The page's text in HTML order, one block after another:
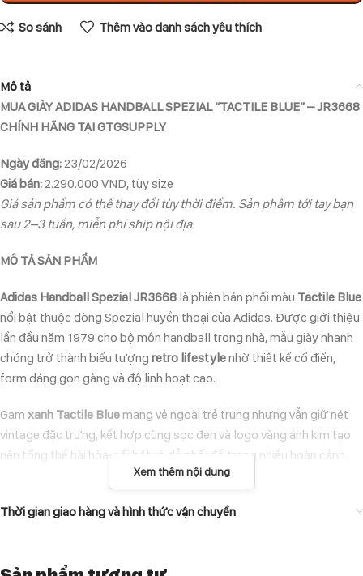
So sánh Thêm vào danh sách yêu thích
Mô tả
MUA GIÀY ADIDAS HANDBALL SPEZIAL “TACTILE BLUE” – JR3668
CHÍNH HÃNG TẠI GTGSUPPLY
Ngày đăng:23/02/2026
Giá bán:2.290.000 VND, tùy size
Giá sản phẩm có thể thay đổi tùy thời điểm. Sản phẩm tới tay bạn
sau 2–3 tuần, miễn phí ship nội địa.
MÔ TẢ SẢN PHẨM
Adidas Handball Spezial JR3668 là phiên bản phối màu Tactile Blue
nổi bật thuộc dòng Spezial huyền thoại của Adidas. Được giới thiệu
lần đầu năm 1979 cho bộ môn handball trong nhà, mẫu giày nhanh
chóng trở thành biểu tượng retro lifestylenhờ thiết kế cổ điển,
form dáng gọn gàng và độ linh hoạt cao.
Gam xanh Tactile Bluemang vẻ ngoài trẻ trung nhưng vẫn giữ nét
vintage đặc trưng, kết hợp cùng sọc đen và logo vàng ánh kim tạo
nên tổng thể hài hòa, nổi bật và dễ phối đồ trong nhiều hoàn cảnh.
Ba sọc 3-Stripes đentạo điểm nhấn tương phản đặc trưng.
Xem thêm nội dung
Thời gian giao hàng và hình thức vận chuyển